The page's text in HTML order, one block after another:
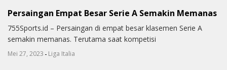
Persaingan Empat Besar Serie A Semakin Memanas
755Sports.id – Persaingan di empat besar klasemen Serie A
semakin memanas. Terutama saat kompetisi
Mei 27, 2023 - Liga Italia